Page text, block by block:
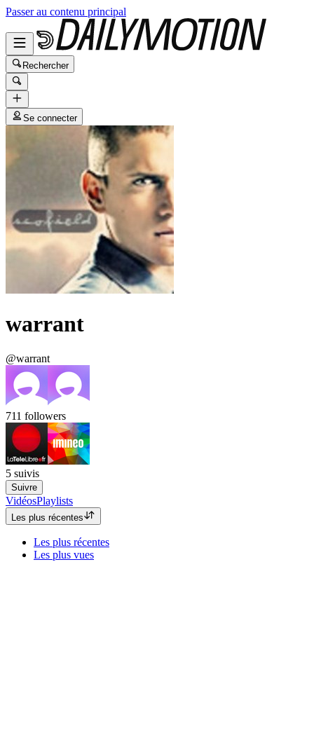
Passer au contenu principal
Rechercher
Se connecter
warrant
@warrant
711 followers
5 suivis
Suivre
VidéosPlaylists
Les plus récentes
Les plus récentes
Les plus vues